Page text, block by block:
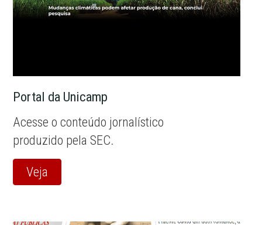
Portal da Unicamp
Acesse o conteúdo jornalístico
produzido pela SEC.
Veja